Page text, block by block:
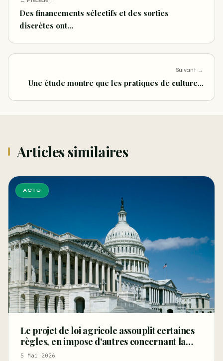
Des financements sélectifs et des sorties
discrètes ont…
Suivant →
Une étude montre que les pratiques de culture…
Articles similaires
ACTU
Le projet de loi agricole assouplit certaines
règles, en impose d'autres concernant la
fibre et les graines de chanvre, et restreint le
5 Mai 2026